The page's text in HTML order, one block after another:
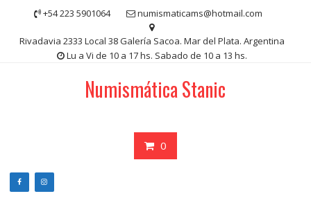
contenido
+54 223 5901064 numismaticams@hotmail.com
Rivadavia 2333 Local 38 Galería Sacoa. Mar del Plata. Argentina
Lu a Vi de 10 a 17 hs. Sabado de 10 a 13 hs.
Numismática Stanic
0